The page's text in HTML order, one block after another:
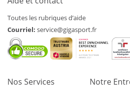
Toutes les rubriques d’aide
Courriel: service@gigasport.fr
Nos Services Notre